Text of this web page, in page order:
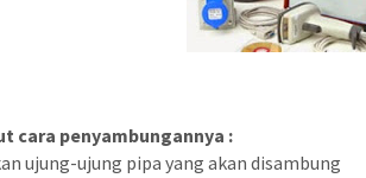
cara penyambungannya :
ujung-ujung pipa yang akan disambung